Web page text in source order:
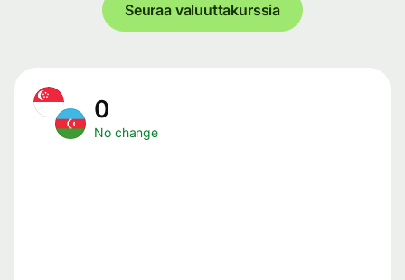
Seuraa valuuttakurssia
0
No change